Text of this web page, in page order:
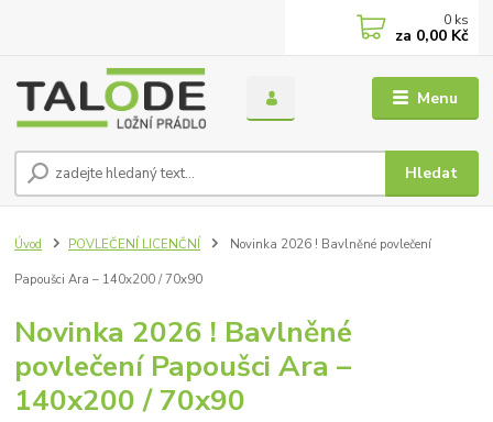
Menu
Hledat
0 ks
za 0,00 Kč
Úvod POVLEČENÍ LICENČNÍ Novinka 2026 ! Bavlněné povlečení
Papoušci Ara – 140x200 / 70x90
Novinka 2026 ! Bavlněné
povlečení Papoušci Ara –
140x200 / 70x90